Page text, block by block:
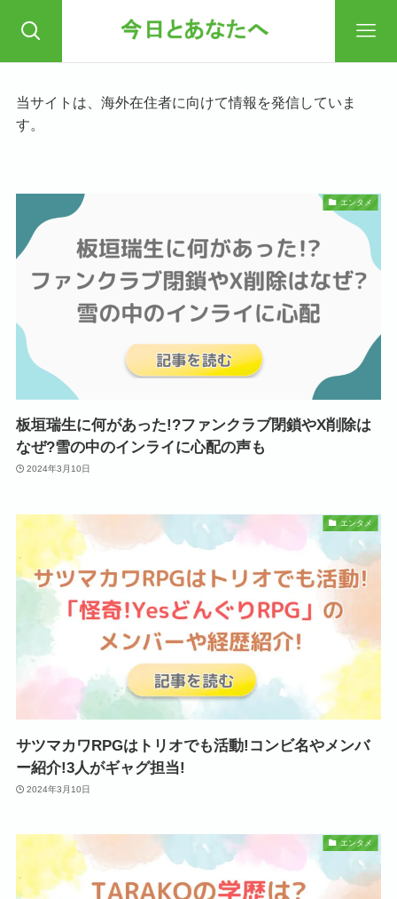
当サイトは、海外在住者に向けて情報を発信していま
す。
エンタメ
板垣瑞生に何があった!?ファンクラブ閉鎖やX削除は
なぜ?雪の中のインライに心配の声も
2024年3月10日
エンタメ
サツマカワRPGはトリオでも活動!コンビ名やメンバ
ー紹介!3人がギャグ担当!
2024年3月10日
エンタメ